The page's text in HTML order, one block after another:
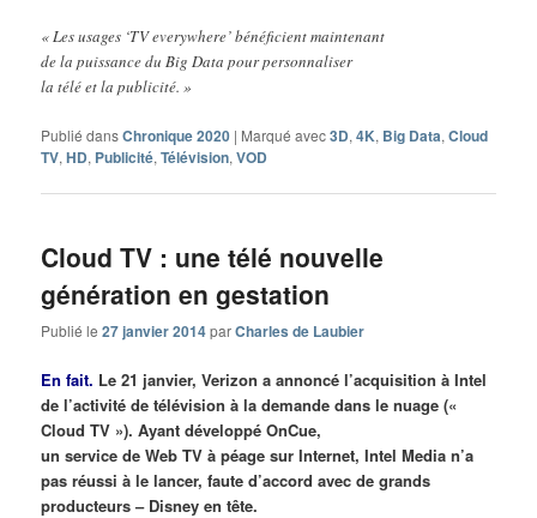
« Les usages ‘TV everywhere’ bénéficient maintenant
de la puissance du Big Data pour personnaliser
la télé et la publicité. »
Publié dansChronique 2020 | Marqué avec3D,4K, Big Data,Cloud
TV,HD, Publicité,Télévision,VOD
Cloud TV : une télé nouvelle
génération en gestation
Publié le27 janvier 2014parCharles de Laubier
En fait. Le 21 janvier, Verizon a annoncé l’acquisition à Intel
de l’activité de télévision à la demande dans le nuage («
Cloud TV »). Ayant développé OnCue,
un service de Web TV à péage sur Internet, Intel Media n’a
pas réussi à le lancer, faute d’accord avec de grands
producteurs – Disney en tête.